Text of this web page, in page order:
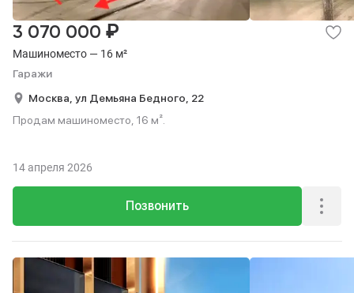
Машиноместо — 16 м²
Гаражи
3 070 000 ₽
Москва, ул Демьяна Бедного, 22
Продам машиноместо, 16 м².
Позвонить
14 апреля 2026